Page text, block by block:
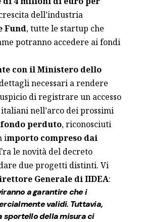
dell’industria
Fund, tutte le startup che
potranno accedere ai fondi
con il Ministero dello
necessari a rendere
di registrare un accesso
nell’arco dei prossimi
perduto, riconosciuti
importo compreso dai
le novità del decreto
due progetti distinti. Vi
Generale di IIDEA:
a garantire che i
validi. Tuttavia,
sportello della misura ci